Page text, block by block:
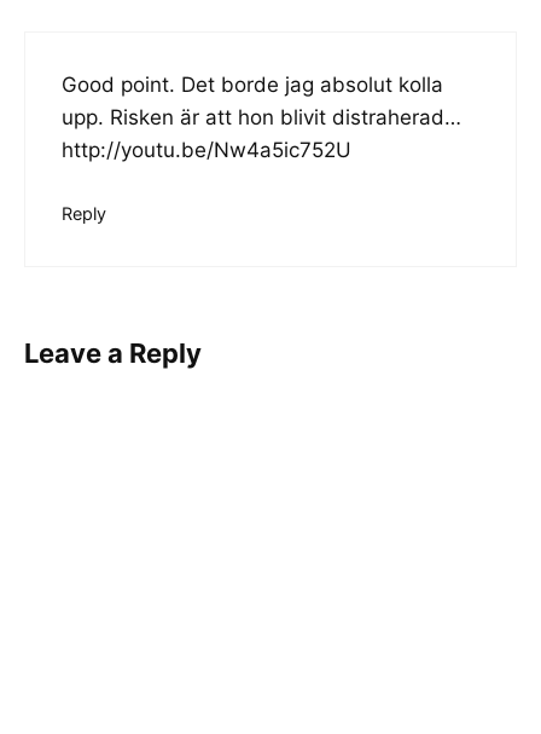
Good point. Det borde jag absolut kolla
upp. Risken är att hon blivit distraherad…
http://youtu.be/Nw4a5ic752U
Reply
Leave a Reply